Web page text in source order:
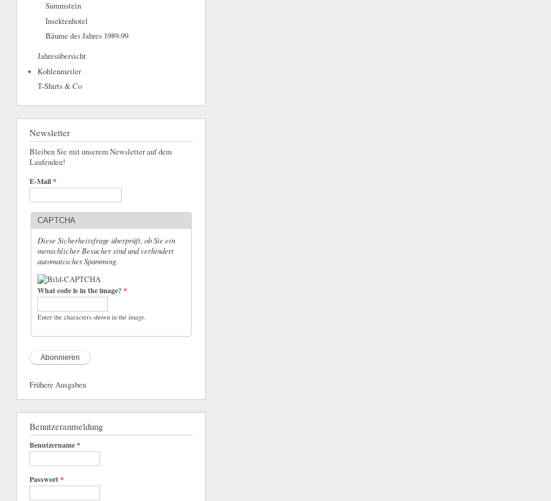
Summstein
Insektenhotel
Bäume des Jahres 1989-99
Jahresübersicht
Kohlenmeiler
T-Shirts & Co
Newsletter
Bleiben Sie mit unserem Newsletter auf dem
Laufenden!
E-Mail*
CAPTCHA
Diese Sicherheitsfrage überprüft, ob Sie ein
menschlicher Besucher sind und verhindert
automatisches Spamming.
What code is in the image?*
Enter the characters shown in the image.
Frühere Ausgaben
Benutzeranmeldung
Benutzername*
Passwort*